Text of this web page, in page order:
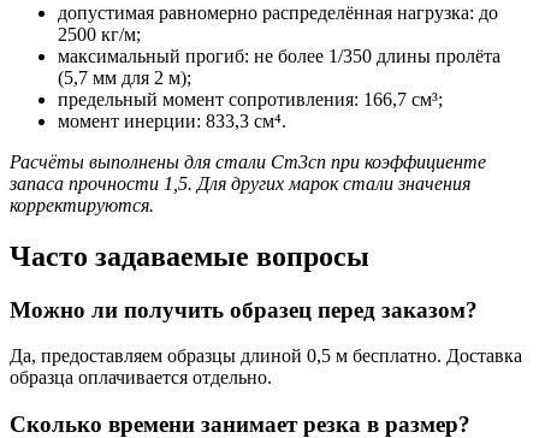
допустимая равномерно распределённая нагрузка: до
2500 кг/м;
максимальный прогиб: не более 1/350 длины пролёта
(5,7 мм для 2 м);
предельный момент сопротивления: 166,7 см³;
момент инерции: 833,3 см⁴.
Расчёты выполнены для стали Ст3сп при коэффициенте
запаса прочности 1,5. Для других марок стали значения
корректируются.
Часто задаваемые вопросы
Можно ли получить образец перед заказом?
Да, предоставляем образцы длиной 0,5 м бесплатно. Доставка
образца оплачивается отдельно.
Сколько времени занимает резка в размер?